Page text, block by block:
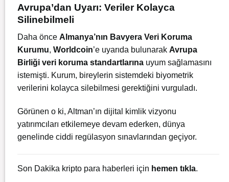
Avrupa’dan Uyarı: Veriler Kolayca
Silinebilmeli
Daha önce Almanya’nın Bavyera Veri Koruma
Kurumu, Worldcoin’e uyarıda bulunarak Avrupa
Birliği veri koruma standartlarına uyum sağlamasını
istemişti. Kurum, bireylerin sistemdeki biyometrik
verilerini kolayca silebilmesi gerektiğini vurguladı.
Görünen o ki, Altman’ın dijital kimlik vizyonu
yatırımcıları etkilemeye devam ederken, dünya
genelinde ciddi regülasyon sınavlarından geçiyor.
Son Dakika kripto para haberleri için hemen tıkla.